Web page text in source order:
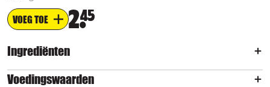
VOEG TOE 245
Ingrediënten
Voedingswaarden